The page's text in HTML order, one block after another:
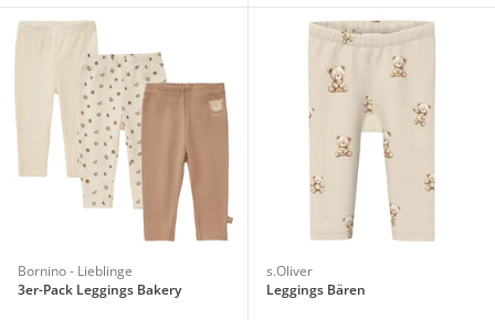
Bornino - Lieblinge
3er-Pack Leggings Bakery
s.Oliver
Leggings Bären